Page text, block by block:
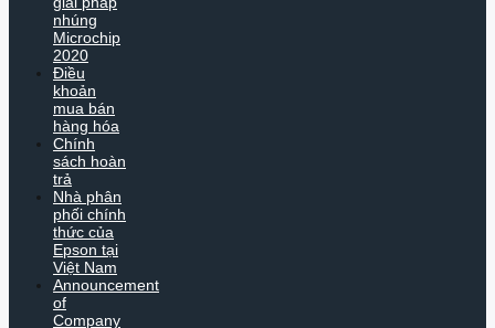
nhúng
Microchip
2020
Điều
khoản
mua bán
hàng hóa
Chính
sách hoàn
trả
Nhà phân
phối chính
thức của
Epson tại
Việt Nam
Announcement
of
Company